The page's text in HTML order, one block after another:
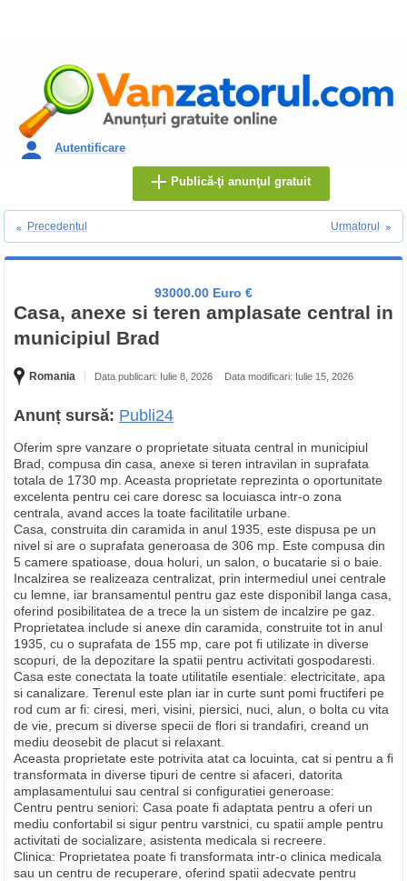
Autentificare
Publică-ţi anunţul gratuit
Precedentul Urmatorul
93000.00 Euro €
Casa, anexe si teren amplasate central in
municipiul Brad
Romania Data publicari: Iulie 8, 2026 Data modificari: Iulie 15, 2026
Anunț sursă: Publi24
Oferim spre vanzare o proprietate situata central in municipiul
Brad, compusa din casa, anexe si teren intravilan in suprafata
totala de 1730 mp. Aceasta proprietate reprezinta o oportunitate
excelenta pentru cei care doresc sa locuiasca intr-o zona
centrala, avand acces la toate facilitatile urbane.
Casa, construita din caramida in anul 1935, este dispusa pe un
nivel si are o suprafata generoasa de 306 mp. Este compusa din
5 camere spatioase, doua holuri, un salon, o bucatarie si o baie.
Incalzirea se realizeaza centralizat, prin intermediul unei centrale
cu lemne, iar bransamentul pentru gaz este disponibil langa casa,
oferind posibilitatea de a trece la un sistem de incalzire pe gaz.
Proprietatea include si anexe din caramida, construite tot in anul
1935, cu o suprafata de 155 mp, care pot fi utilizate in diverse
scopuri, de la depozitare la spatii pentru activitati gospodaresti.
Casa este conectata la toate utilitatile esentiale: electricitate, apa
si canalizare. Terenul este plan iar in curte sunt pomi fructiferi pe
rod cum ar fi: ciresi, meri, visini, piersici, nuci, alun, o bolta cu vita
de vie, precum si diverse specii de flori si trandafiri, creand un
mediu deosebit de placut si relaxant.
Aceasta proprietate este potrivita atat ca locuinta, cat si pentru a fi
transformata in diverse tipuri de centre si afaceri, datorita
amplasamentului sau central si configuratiei generoase:
Centru pentru seniori: Casa poate fi adaptata pentru a oferi un
mediu confortabil si sigur pentru varstnici, cu spatii ample pentru
activitati de socializare, asistenta medicala si recreere.
Clinica: Proprietatea poate fi transformata intr-o clinica medicala
sau un centru de recuperare, oferind spatii adecvate pentru